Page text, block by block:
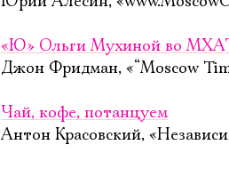
«Ю» Ольги Мухиной во
Джон Фридман, «“Moscow
Чай, кофе, потанцуем
Антон Красовский,